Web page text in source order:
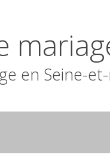
en Seine-